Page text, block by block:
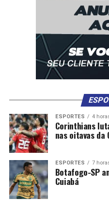
ESPORTES 4
Corinthians
nas oitavas da
ESPORTES 7
Botafogo-SP
Cuiabá